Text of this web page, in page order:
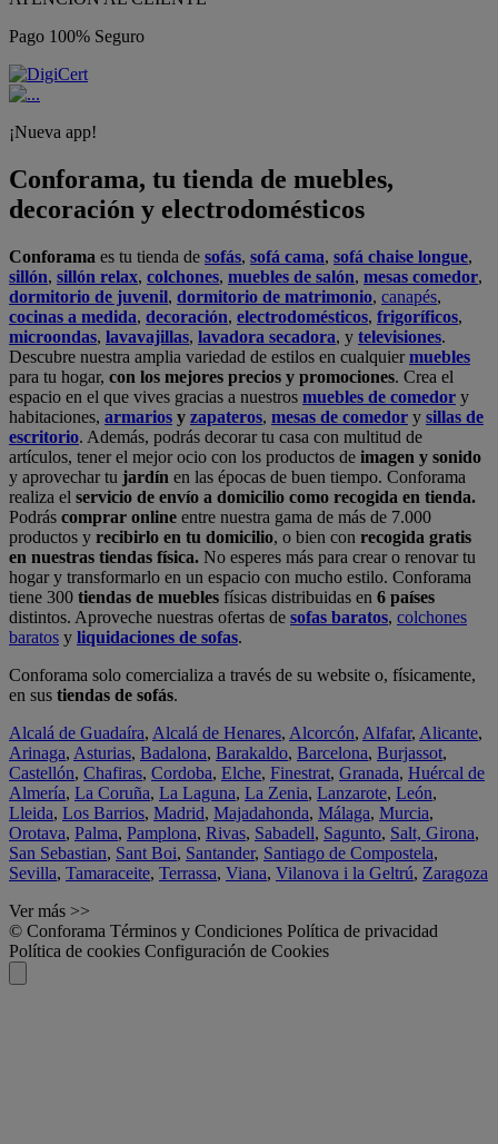
Pago 100% Seguro
¡Nueva app!
Conforama, tu tienda de muebles,
decoración y electrodomésticos
Conforama es tu tienda de sofás, sofá cama, sofá chaise longue,
sillón, sillón relax, colchones, muebles de salón, mesas comedor,
dormitorio de juvenil, dormitorio de matrimonio, canapés,
cocinas a medida, decoración, electrodomésticos, frigoríficos,
microondas, lavavajillas, lavadora secadora, y televisiones.
Descubre nuestra amplia variedad de estilos en cualquiermuebles
para tu hogar, con los mejores precios y promociones. Crea el
espacio en el que vives gracias a nuestros muebles de comedor y
habitaciones, armarios y zapateros, mesas de comedor y sillas de
escritorio. Además, podrás decorar tu casa con multitud de
artículos, tener el mejor ocio con los productos de imagen y sonido
y aprovechar tu jardín en las épocas de buen tiempo. Conforama
realiza el servicio de envío a domicilio como recogida en tienda.
Podrás comprar online entre nuestra gama de más de 7.000
productos y recibirlo en tu domicilio, o bien con recogida gratis
en nuestras tiendas física. No esperes más para crear o renovar tu
hogar y transformarlo en un espacio con mucho estilo. Conforama
tiene 300 tiendas de muebles físicas distribuidas en 6 países
distintos. Aproveche nuestras ofertas de sofas baratos, colchones
baratos y liquidaciones de sofas.
Conforama solo comercializa a través de su website o, físicamente,
en sus tiendas de sofás.
Alcalá de Guadaíra, Alcalá de Henares, Alcorcón, Alfafar, Alicante,
Arinaga, Asturias, Badalona, Barakaldo, Barcelona, Burjassot,
Castellón, Chafiras, Cordoba, Elche, Finestrat, Granada, Huércal de
Almería, La Coruña, La Laguna, La Zenia, Lanzarote, León,
Lleida, Los Barrios, Madrid, Majadahonda, Málaga, Murcia,
Orotava, Palma, Pamplona, Rivas, Sabadell, Sagunto, Salt, Girona,
San Sebastian, Sant Boi, Santander, Santiago de Compostela,
Sevilla, Tamaraceite, Terrassa, Viana, Vilanova i la Geltrú, Zaragoza
Ver más >>
© Conforama Términos y Condiciones Política de privacidad
Política de cookies Configuración de Cookies